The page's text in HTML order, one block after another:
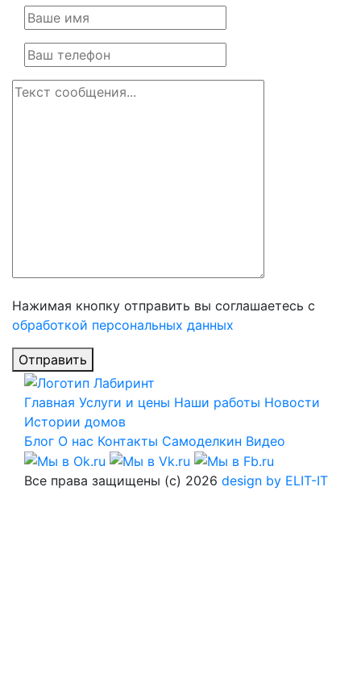
Нажимая кнопку отправить вы соглашаетесь с
обработкой персональных данных
Отправить
Главная Услуги и цены Наши работы Новости
Истории домов
Блог О нас Контакты Самоделкин Видео
Все права защищены (с) 2026 design by ELIT-IT